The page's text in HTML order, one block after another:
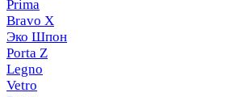
Prima
Bravo X
Эко Шпон
Porta Z
Legno
Vetro